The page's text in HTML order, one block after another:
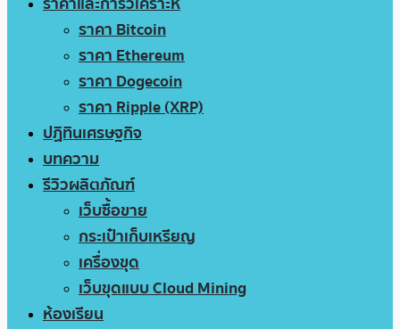
ราคา Bitcoin
ราคา Ethereum
ราคา Dogecoin
ราคา Ripple (XRP)
ปฏิทินเศรษฐกิจ
บทความ
รีวิวผลิตภัณฑ์
เว็บซื้อขาย
กระเป๋าเก็บเหรียญ
เครื่องขุด
เว็บขุดแบบ Cloud Mining
ห้องเรียน